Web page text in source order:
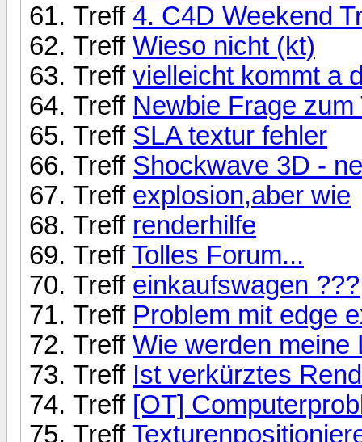
Treff 4. C4D Weekend
Treff Wieso nicht (kt)
Treff vielleicht kommt a
Treff Newbie Frage
Treff SLA textur fehler
Treff Shockwave 3D -
Treff explosion,aber wie
Treff renderhilfe
TreffTolles Forum...
Treff einkaufswagen ???
Treff Problem mit edge
Treff Wie werden meine
Treff Ist verkürztes
Treff [OT]
Treff